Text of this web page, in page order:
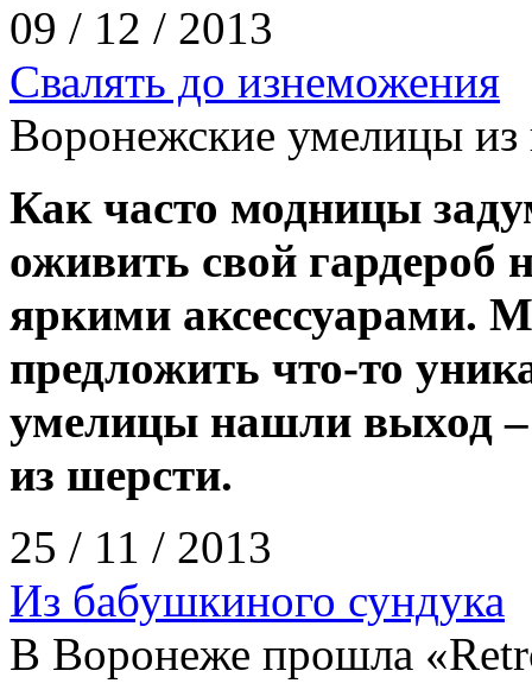
09 / 12 / 2013
Свалять до изнеможения
Воронежские умелицы из
Как часто модницы
оживить свой
яркими аксессуарами.
предложить что-то
умелицы нашли выход –
из шерсти.
25 / 11 / 2013
Из бабушкиного сундука
В Воронеже прошла